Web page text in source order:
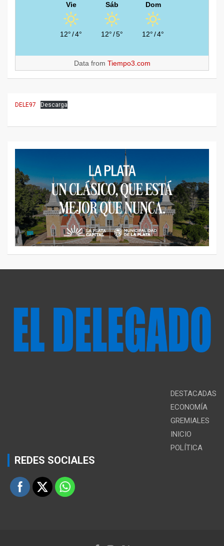
Vie
12°/4°
Sáb
12°/5°
Dom
12°/4°
Data from Tiempo3.com
DELE97 Descarga
DESTACADAS
ECONOMÍA
GREMIALES
INICIO
POLÍTICA
REDES SOCIALES